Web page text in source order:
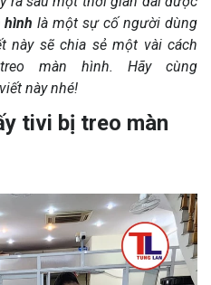
hình là một sự cố người dùng
này sẽ chia sẻ một vài cách
màn hình. Hãy cùng
này nhé!
tivi bị treo màn